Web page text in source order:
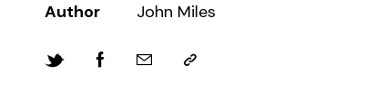
Author
John Miles